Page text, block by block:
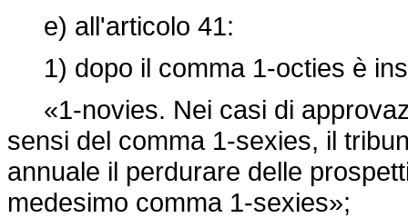
e) all'articolo 41:
1) dopo il comma 1-octies è
«1-novies. Nei casi di
sensi del comma 1-sexies, il
annuale il perdurare delle
medesimo comma 1-sexies»;